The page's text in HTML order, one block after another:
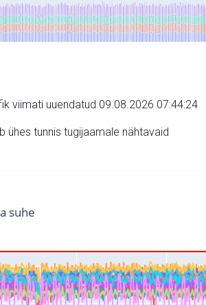
viimati uuendatud 09.08.2026 07:44:24
ühes tunnis tugijaamale nähtavaid
suhe